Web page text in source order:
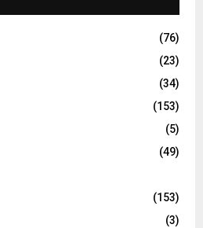
(76)
(23)
(34)
(153)
(5)
(49)
(153)
(3)